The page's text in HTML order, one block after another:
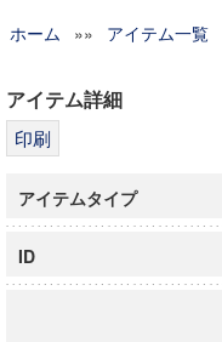
ホーム »» アイテム一覧
アイテム詳細
アイテムタイプ
ID